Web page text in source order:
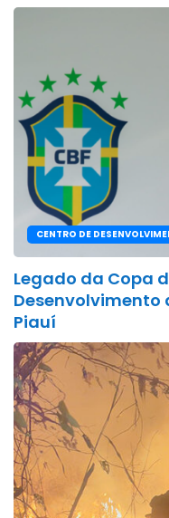
CENTRO DE
Legado da Copa
Desenvolvimento
Piauí